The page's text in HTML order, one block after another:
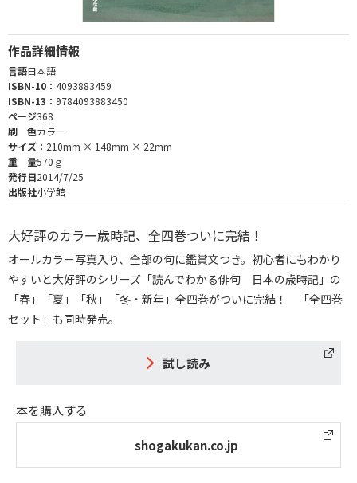
作品詳細情報
言語日本語
ISBN-10： 4093883459
ISBN-13： 9784093883450
ページ368
刷 色カラー
サイズ： 210mm × 148mm × 22mm
重 量570ｇ
発行日2014/7/25
出版社小学館
大好評のカラー歳時記、全四巻ついに完結！
オールカラー写真入り、全部の句に鑑賞文つき。初心者にもわかり
やすいと大好評のシリーズ「読んでわかる俳句 日本の歳時記」の
「春」「夏」「秋」「冬・新年」全四巻がついに完結！ 「全四巻
セット」も同時発売。
試し読み
本を購入する
shogakukan.co.jp